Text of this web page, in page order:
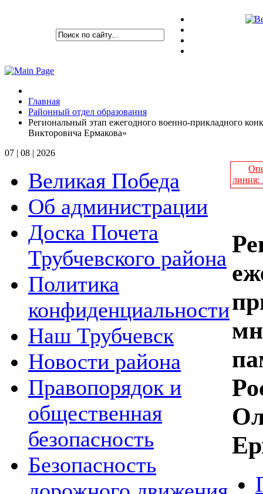
Главная
Районный отдел образования
Региональный этап ежегодного военно-прикладного
Викторовича Ермакова»
07 | 08 | 2026
Великая Победа
Об администрации
Доска Почета
Трубчевского района
Политика
конфиденциальности
Наш Трубчевск
Новости района
Правопорядок и
общественная
безопасность
Безопасность
линия: